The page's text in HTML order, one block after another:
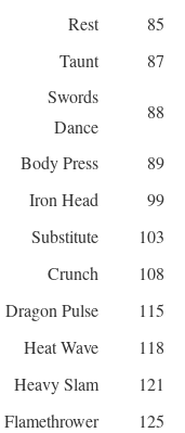
85
Rest
87
Taunt
88
Swords
Dance
89
Body Press
99
Iron Head
103
Substitute
108
Crunch
115
Dragon Pulse
118
Heat Wave
121
Heavy Slam
125
Flamethrower